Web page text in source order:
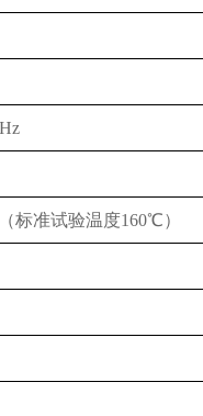
准试验温度160℃）